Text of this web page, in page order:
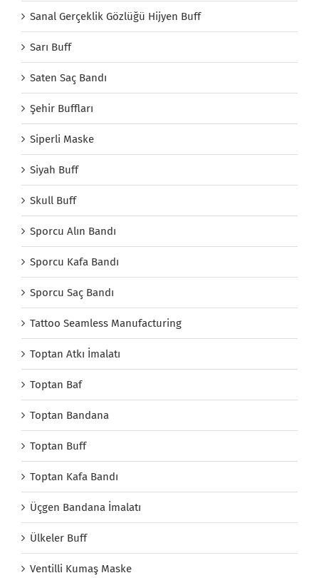
Sanal Gerçeklik Gözlüğü Hijyen Buff
Sarı Buff
Saten Saç Bandı
Şehir Buffları
Siperli Maske
Siyah Buff
Skull Buff
Sporcu Alın Bandı
Sporcu Kafa Bandı
Sporcu Saç Bandı
Tattoo Seamless Manufacturing
Toptan Atkı İmalatı
Toptan Baf
Toptan Bandana
Toptan Buff
Toptan Kafa Bandı
Üçgen Bandana İmalatı
Ülkeler Buff
Ventilli Kumaş Maske